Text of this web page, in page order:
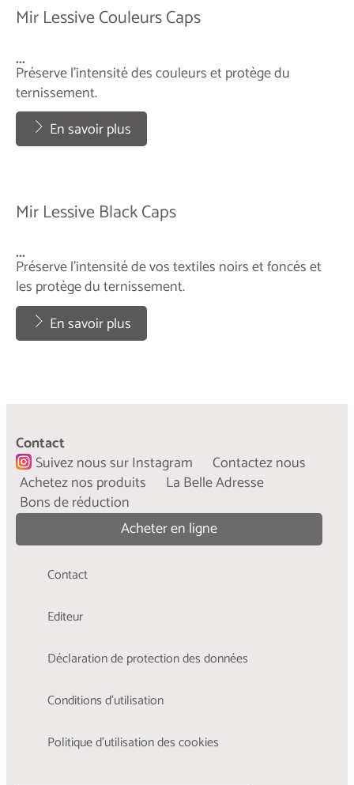
Mir Lessive Couleurs Caps
...
Préserve l'intensité des couleurs et protège du
ternissement.
...
En savoir plus
Mir Lessive Black Caps
...
Préserve l'intensité de vos textiles noirs et foncés et
les protège du ternissement.
...
En savoir plus
Contact
Suivez nous sur Instagram
Contactez nous
Achetez nos produits
La Belle Adresse
Bons de réduction
Acheter en ligne
Contact
Editeur
Déclaration de protection des données
Conditions d'utilisation
Politique d’utilisation des cookies